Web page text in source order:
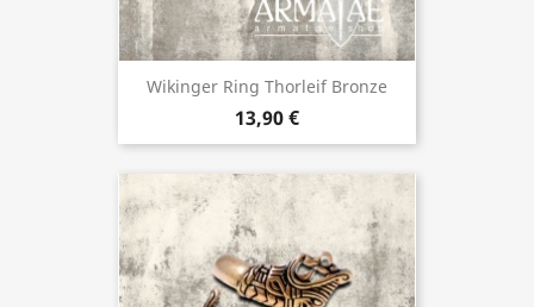
Wikinger Ring Thorleif Bronze
13,90 €